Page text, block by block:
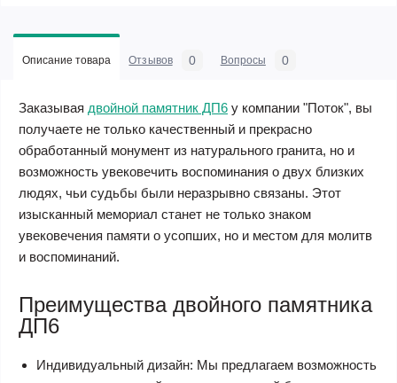
Описание товара Отзывов 0 Вопросы 0
Заказывая двойной памятник ДП6 у компании "Поток", вы
получаете не только качественный и прекрасно
обработанный монумент из натурального гранита, но и
возможность увековечить воспоминания о двух близких
людях, чьи судьбы были неразрывно связаны. Этот
изысканный мемориал станет не только знаком
увековечения памяти о усопших, но и местом для молитв
и воспоминаний.
Преимущества двойного памятника
ДП6
Индивидуальный дизайн: Мы предлагаем возможность